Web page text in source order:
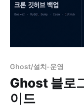
Ghost/설치-운영
Ghost 블로
이드